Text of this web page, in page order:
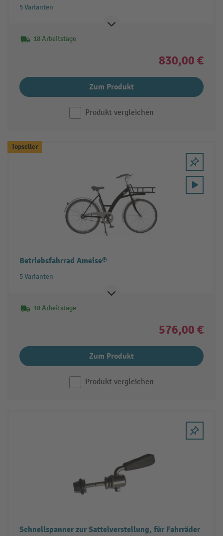
5 Varianten
18 Arbeitstage
830,00 €
Zum Produkt
Produkt vergleichen
Topseller
Betriebsfahrrad Ameise®
5 Varianten
18 Arbeitstage
576,00 €
Zum Produkt
Produkt vergleichen
Schnellspanner zur Sattelverstellung, für Fahrräder